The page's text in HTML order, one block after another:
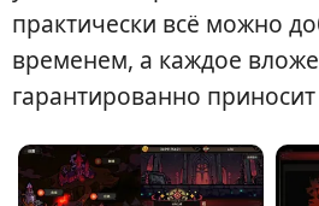
практически всё можно
временем, а каждое
гарантированно